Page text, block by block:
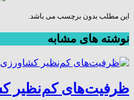
این مطلب بدون برچسب می باشد.
نوشته های مشابه
ظرفیت‌های کم‌نظیر